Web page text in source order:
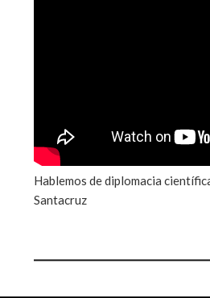
Hablemos de diplomacia
Santacruz